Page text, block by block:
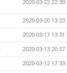
2020-03-22 22:30
2020-03-20 13:23
2020-03-17 13:31
2020-03-13 20:57
2020-03-12 17:33